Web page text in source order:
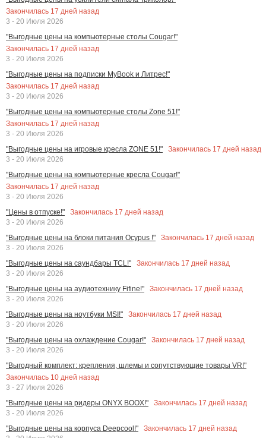
Закончилась 17 дней назад
3 - 20 Июля 2026
"Выгодные цены на компьютерные столы Cougar!"
Закончилась 17 дней назад
3 - 20 Июля 2026
"Выгодные цены на подписки MyBook и Литрес!"
Закончилась 17 дней назад
3 - 20 Июля 2026
"Выгодные цены на компьютерные столы Zone 51!"
Закончилась 17 дней назад
3 - 20 Июля 2026
"Выгодные цены на игровые кресла ZONE 51!"
Закончилась 17 дней назад
3 - 20 Июля 2026
"Выгодные цены на компьютерные кресла Cougar!"
Закончилась 17 дней назад
3 - 20 Июля 2026
"Цены в отпуске!"
Закончилась 17 дней назад
3 - 20 Июля 2026
"Выгодные цены на блоки питания Ocypus !"
Закончилась 17 дней назад
3 - 20 Июля 2026
"Выгодные цены на саундбары TCL!"
Закончилась 17 дней назад
3 - 20 Июля 2026
"Выгодные цены на аудиотехнику Fifine!"
Закончилась 17 дней назад
3 - 20 Июля 2026
"Выгодные цены на ноутбуки MSI!"
Закончилась 17 дней назад
3 - 20 Июля 2026
"Выгодные цены на охлаждение Cougar!"
Закончилась 17 дней назад
3 - 20 Июля 2026
"Выгодный комплект: крепления, шлемы и сопутствующие товары VR!"
Закончилась 10 дней назад
3 - 27 Июля 2026
"Выгодные цены на ридеры ONYX BOOX!"
Закончилась 17 дней назад
3 - 20 Июля 2026
"Выгодные цены на корпуса Deepcool!"
Закончилась 17 дней назад